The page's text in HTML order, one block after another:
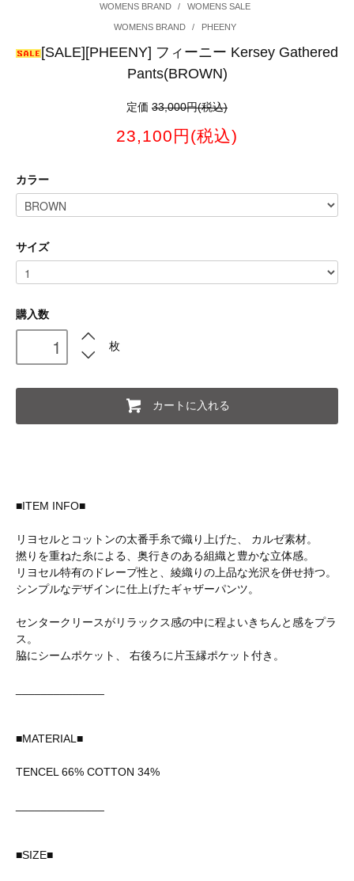
WOMENS BRAND / WOMENS SALE
WOMENS BRAND / PHEENY
[SALE][PHEENY] フィーニー Kersey Gathered
Pants(BROWN)
定価 33,000円(税込)
23,100円(税込)
カラー
サイズ
購入数
枚
カートに入れる
■ITEM INFO■
リヨセルとコットンの太番手糸で織り上げた、 カルゼ素材。
撚りを重ねた糸による、奥行きのある組織と豊かな立体感。
リヨセル特有のドレープ性と、綾織りの上品な光沢を併せ持つ。
シンプルなデザインに仕上げたギャザーパンツ。
センタークリースがリラックス感の中に程よいきちんと感をプラ
ス。
脇にシームポケット、 右後ろに片玉縁ポケット付き。
■MATERIAL■
TENCEL 66% COTTON 34%
■SIZE■